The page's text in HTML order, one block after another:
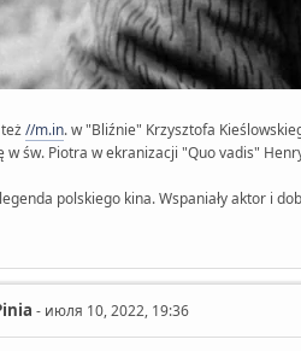
//m.in. w "Bliźnie" Krzysztofa
w św. Piotra w ekranizacji "Quo vadis"
polskiego kina. Wspaniały aktor i
- июля 10, 2022, 19:36